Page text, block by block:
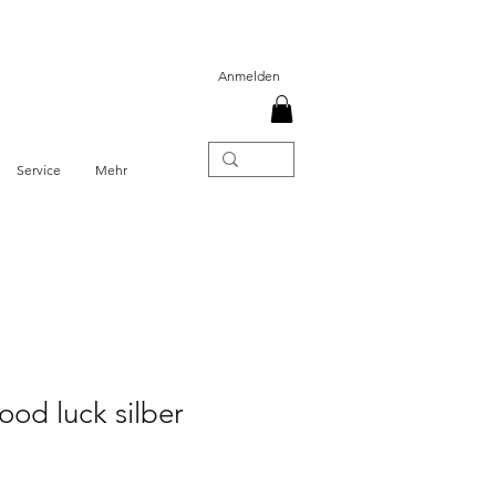
Anmelden
Service Mehr
luck silber